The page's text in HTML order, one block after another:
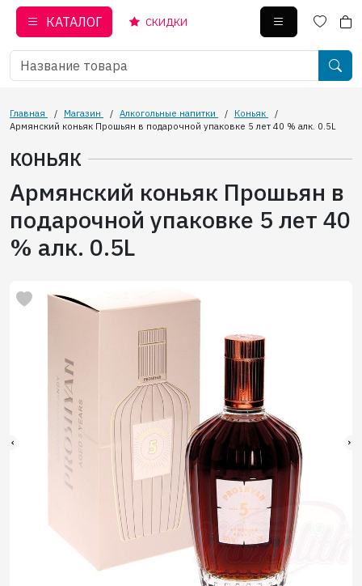
КАТАЛОГ СКИДКИ
Главная / Магазин / Алкогольные напитки / Коньяк
/
Армянский коньяк Прошьян в подарочной упаковке 5 лет 40 % алк. 0.5L
КОНЬЯК
Армянский коньяк Прошьян в
подарочной упаковке 5 лет 40
% алк. 0.5L